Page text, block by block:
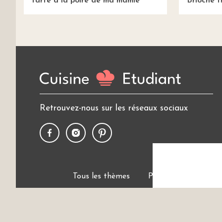
Retrouvez-nous sur les réseaux sociaux
Tous les thèmes Politique de cookies